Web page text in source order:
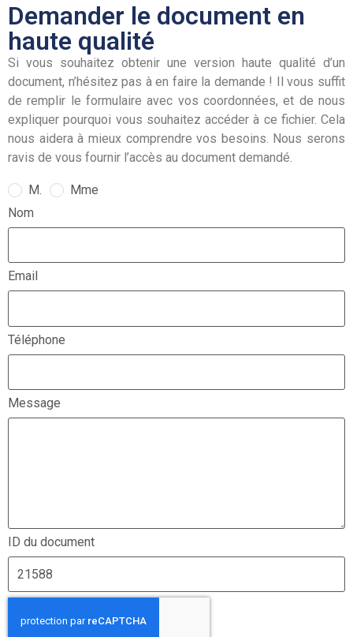
Demander le document en
haute qualité
Si vous souhaitez obtenir une version haute qualité d’un
document, n’hésitez pas à en faire la demande ! Il vous suffit
de remplir le formulaire avec vos coordonnées, et de nous
expliquer pourquoi vous souhaitez accéder à ce fichier. Cela
nous aidera à mieux comprendre vos besoins. Nous serons
ravis de vous fournir l’accès au document demandé.
M.
Mme
Nom
Email
Téléphone
Message
ID du document